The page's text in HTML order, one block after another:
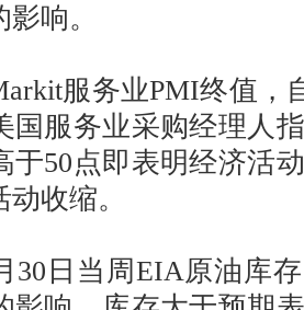
响。
服务业PMI终值，
国服务业采购经理人
于50点即表明经济活
收缩。
日当周EIA原油库存